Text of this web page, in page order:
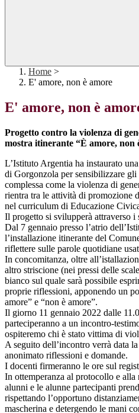
Home >
E' amore, non è amore
E' amore, non è
Progetto contro la violenza di
mostra itinerante “È amore, non
L’Istituto Argentia ha instaurato
di Gorgonzola per sensibilizzare gli
complessa come la violenza di
rientra tra le attività di promozione
nel curriculum di Educazione
Il progetto si svilupperà attraverso i
Dal 7 gennaio presso l’atrio
l’installazione itinerante del
riflettere sulle parole quotidiane
In concomitanza, oltre
altro striscione (nei pressi delle
bianco sul quale sarà possibile
proprie riflessioni, apponendo un
amore” e “non è amore”.
Il giorno 11 gennaio 2022 dalle
parteciperanno a un incontro-
ospiteremo chi è stato vittima di
A seguito dell’incontro verrà data
anonimato riflessioni e domande.
I docenti firmeranno le ore sul
In ottemperanza al protocollo e
alunni e le alunne partecipanti
rispettando l’opportuno
mascherina e detergendo le mani